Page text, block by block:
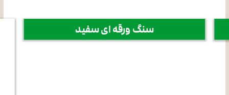
سنگ ورقه ای سفید